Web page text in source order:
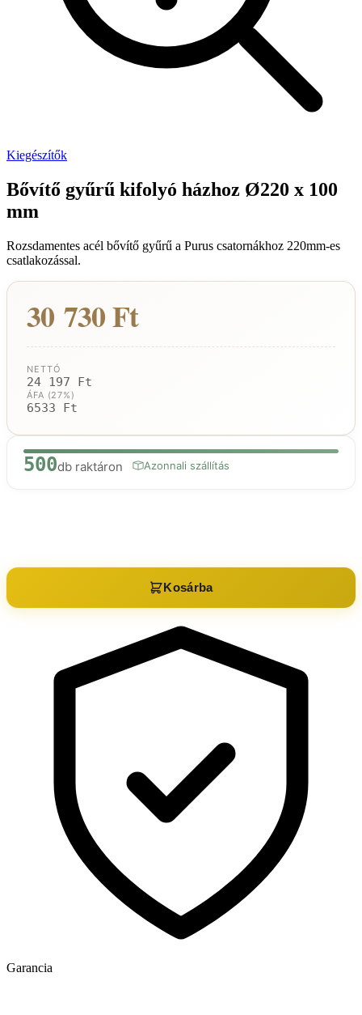
Kiegészítők
Bővítő gyűrű kifolyó házhoz Ø220 x 100
mm
Rozsdamentes acél bővítő gyűrű a Purus csatornákhoz 220mm-es
csatlakozással.
30 730 Ft
NETTÓ
24 197 Ft
ÁFA (27%)
6533 Ft
500db raktáron Azonnali szállítás
Kosárba
Garancia